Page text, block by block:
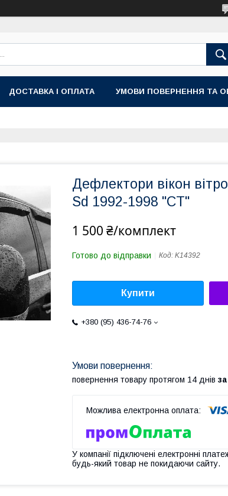
ДОСТАВКА І ОПЛАТА УМОВИ ПОВЕРНЕННЯ ТА
Дефлектори вікон
Sd 1992-1998 "CT"
1 500 ₴/комплект
Готово до відправки Код: K14392
Купити
+380 (95) 436-74-76
повернення товару протягом 14 днів
У компанії підключені електронні
будь-який товар не покидаючи сайту.